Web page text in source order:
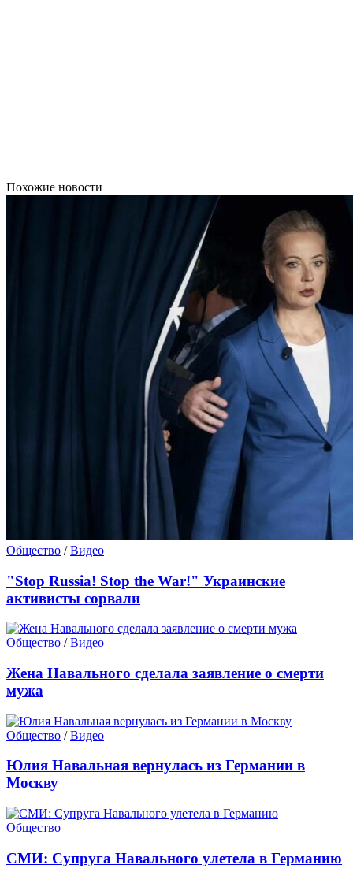
Похожие новости
Общество /Видео
"Stop Russia! Stop the War!" Украинские
активисты сорвали
Общество /Видео
Жена Навального сделала заявление о смерти
мужа
Общество /Видео
Юлия Навальная вернулась из Германии в
Москву
Общество
СМИ: Супруга Навального улетела в Германию